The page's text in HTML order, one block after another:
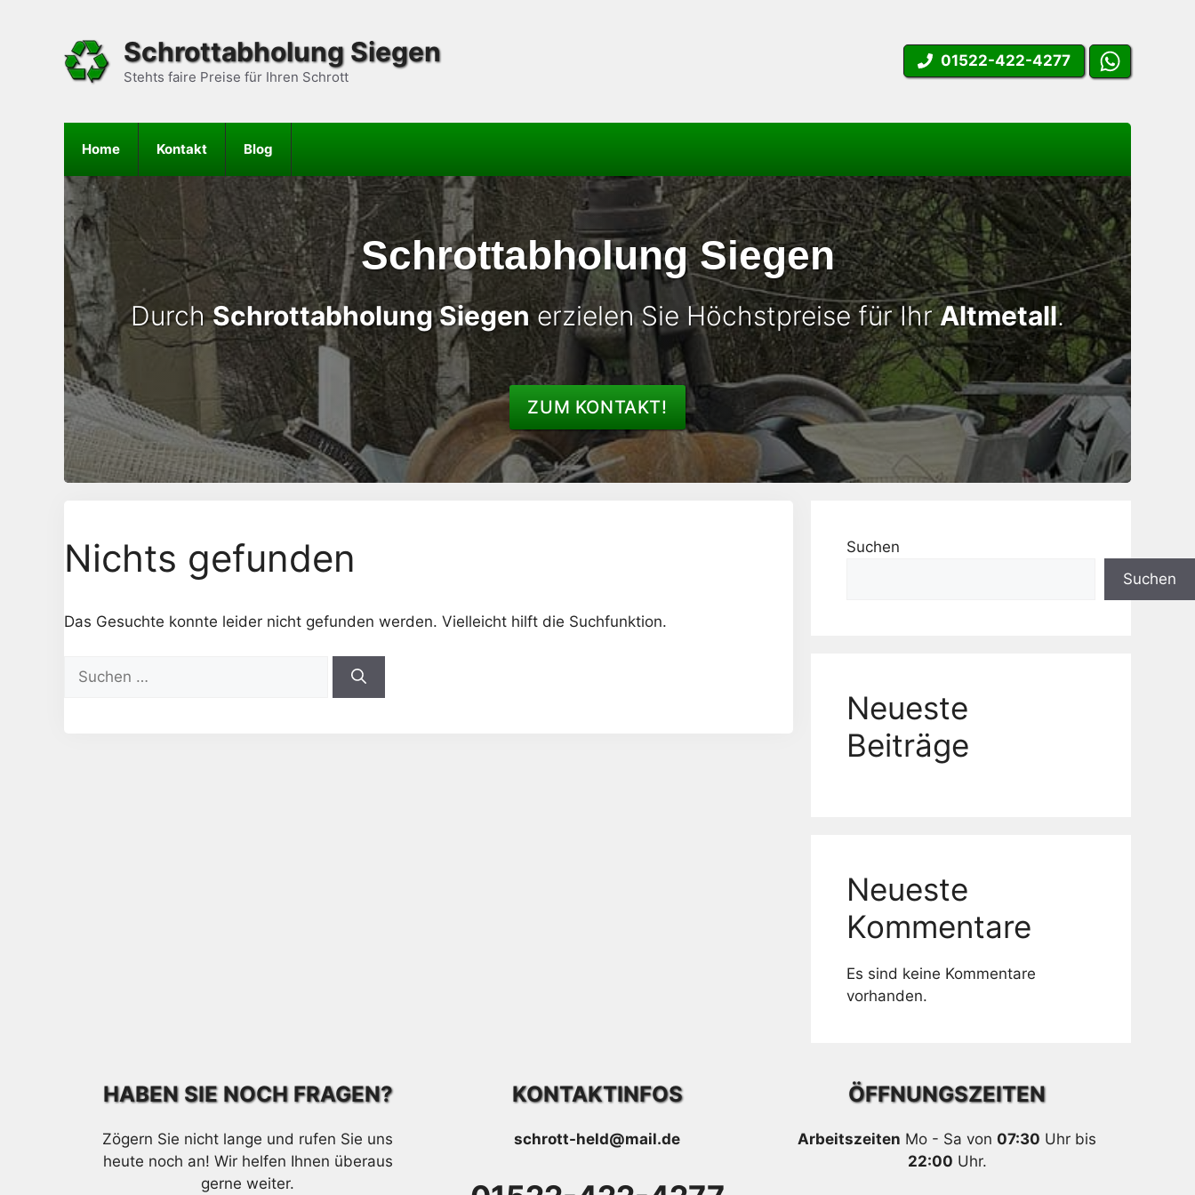
Schrottabholung Siegen
Stehts faire Preise für Ihren Schrott
01522-422-4277
Home Kontakt Blog
Schrottabholung Siegen
DurchSchrottabholung Siegenerzielen Sie Höchstpreise für IhrAltmetall.
ZUM KONTAKT!
Nichts gefunden
Das Gesuchte konnte leider nicht gefunden werden. Vielleicht hilft die Suchfunktion.
nach:
Suchen
Suchen
Neueste
Beiträge
Neueste
Kommentare
Es sind keine Kommentare
vorhanden.
HABEN SIE NOCH FRAGEN?
Zögern Sie nicht lange und rufen Sie uns
heute noch an! Wir helfen Ihnen überaus
gerne weiter.
KONTAKTINFOS
schrott-held@mail.de
ÖFFNUNGSZEITEN
Arbeitszeiten Mo - Sa von07:30 Uhr bis
22:00 Uhr.